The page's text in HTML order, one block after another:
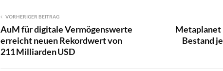
VORHERIGER BEITRAG
AuM für digitale Vermögenswerte
erreicht neuen Rekordwert von
211 Milliarden USD
Bestand